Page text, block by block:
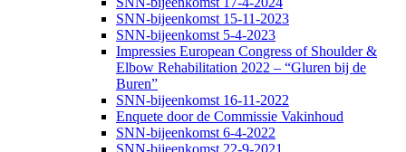
SNN-bijeenkomst 15-11-2023
SNN-bijeenkomst 5-4-2023
Impressies European Congress of Shoulder &
Elbow Rehabilitation 2022 – “Gluren bij de
Buren”
SNN-bijeenkomst 16-11-2022
Enquete door de Commissie Vakinhoud
SNN-bijeenkomst 6-4-2022
SNN-bijeenkomst 22-9-2021